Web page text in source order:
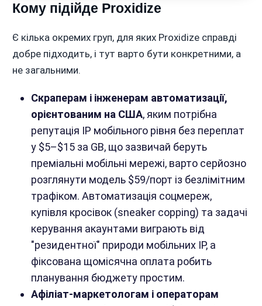
Кому підійде Proxidize
Є кілька окремих груп, для яких Proxidize справді
добре підходить, і тут варто бути конкретними, а
не загальними.
Скраперам і інженерам автоматизації,
орієнтованим на США, яким потрібна
репутація IP мобільного рівня без переплат
у $5–$15 за GB, що зазвичай беруть
преміальні мобільні мережі, варто серйозно
розглянути модель $59/порт із безлімітним
трафіком. Автоматизація соцмереж,
купівля кросівок (sneaker copping) та задачі
керування акаунтами виграють від
"резидентної" природи мобільних IP, а
фіксована щомісячна оплата робить
планування бюджету простим.
Афіліат-маркетологам і операторам